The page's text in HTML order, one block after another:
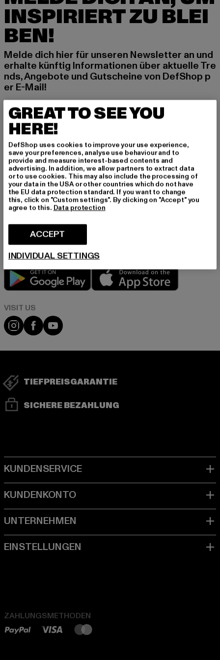
INSPIRIERT ZU BLEI
BEN!
Melde dich hier für unseren Newsletter an und
erhalte künftig Informationen über aktuelle Tre
nds, Angebote und Gutscheine von DefShop p
er E-Mail!
An welchen Produkten bist du interessiert?
MÄNNER
FRAUEN
E-MAIL
ANMELDEN
in unserer Datenschutzerklärung. Du kannst Dich jederzeit kostenfei
abmelden.Datenschutzerklärung lesen.
Play market
App store
Visit our Instagram page:
Visit our Facebook page:
Visit our YouTube channel:
TIEFPREISGARANTIE
SICHERE BEZAHLUNG
ZAHLUNGSMETHODEN
GREAT TO SEE YOU
HERE!
DefShop uses cookies to improve your use experience,
save your preferences, analyse use behaviour and to
provide and measure interest-based contents and
advertising. In addition, we allow partners to extract data
or to use cookies. This may also include the processing of
your data in the USA or other countries which do not have
the EU data protection standard. If you want to change
this, click on "Custom settings". By clicking on "Accept" you
agree to this. Data protection
ACCEPT
INDIVIDUAL SETTINGS